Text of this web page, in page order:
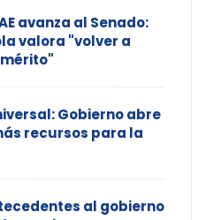
avanza al Senado:
valora "volver a
Gobierno abre
recursos para la
al gobierno